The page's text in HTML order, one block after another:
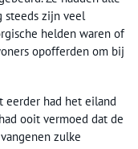
steeds zijn veel
helden waren of
opofferden om bij
eerder had het eiland
ooit vermoed dat de
zulke